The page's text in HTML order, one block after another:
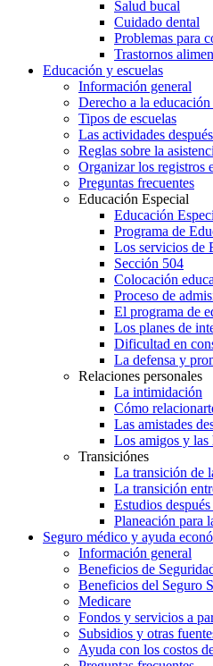
Salud bucal
Cuidado dental
Problemas para
Trastornos
Educación y escuelas
Información general
Derecho a la
Tipos de escuelas
Las actividades
Reglas sobre la
Organizar los registros
Preguntas frecuentes
Educación Especial
Educación
Programa de
Los servicios de
Sección 504
Colocación
Proceso de
El programa de
Los planes de
Dificultad en
La defensa y
Relaciones personales
La intimidación
Cómo
Las amistades
Los amigos y las
Transiciónes
La transición de
La transición
Estudios
Planeación para
Seguro médico y ayuda
Información general
Beneficios de
Beneficios del Seguro
Medicare
Fondos y servicios a
Subsidios y otras
Ayuda con los costos